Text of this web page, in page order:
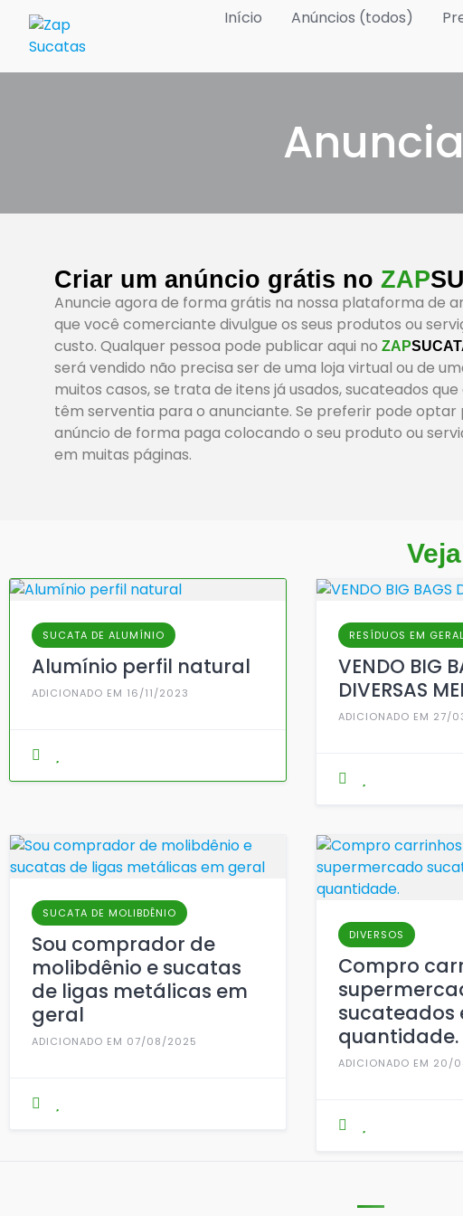
Início Anúncios (todos)
Criar um anúncio grátis no ZAP
Anuncie agora de forma grátis na nossa plataforma de
que você comerciante divulgue os seus produtos ou
custo. Qualquer pessoa pode publicar aqui no ZAP
será vendido não precisa ser de uma loja virtual ou de
muitos casos, se trata de itens já usados, sucateados
têm serventia para o anunciante. Se preferir pode optar
anúncio de forma paga colocando o seu produto ou
em muitas páginas.
SUCATA DE ALUMÍNIO
Alumínio perfil natural
ADICIONADO EM 16/11/2023
RESÍDUOS EM GERAL
VENDO BIG
DIVERSAS
ADICIONADO EM 27/
SUCATA DE MOLIBDÊNIO
Sou comprador de
molibdênio e sucatas
de ligas metálicas em
geral
ADICIONADO EM 07/08/2025
DIVERSOS
Compro
sucateados
quantidade.
ADICIONADO EM 20/